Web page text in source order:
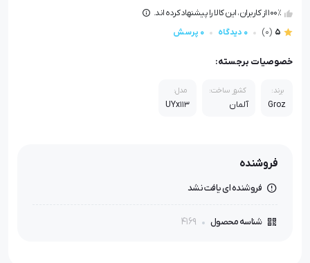
100٪ از کاربران، این کالا را پیشنهاد کرده اند.
5
(0) 0 دیدگاه 0 پرسش
خصوصیات برجسته:
برند:
Groz
کشور ساخت:
آلمان
مدل:
UYx113
فروشنده
فروشنده ای یافت نشد
شناسه محصول 4169